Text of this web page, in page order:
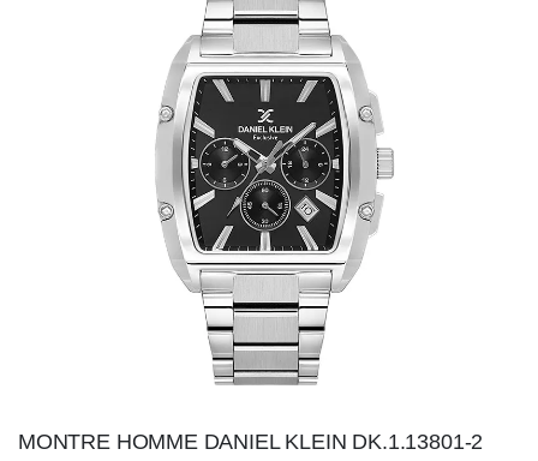
MONTRE HOMME DANIEL KLEIN DK.1.13801-2